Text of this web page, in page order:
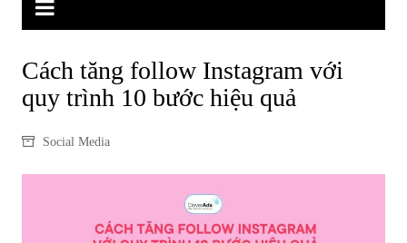
Cách tăng follow Instagram với
quy trình 10 bước hiệu quả
Social Media